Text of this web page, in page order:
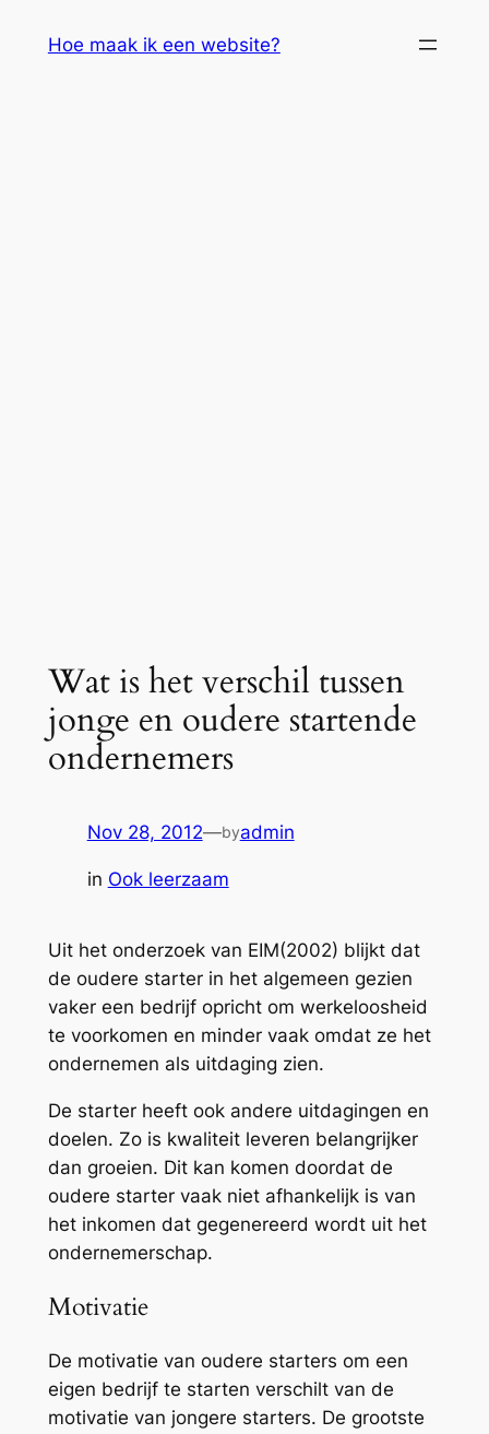
Hoe maak ik een website?
Wat is het verschil tussen
jonge en oudere startende
ondernemers
Nov 28, 2012—byadmin
in Ook leerzaam
Uit het onderzoek van EIM(2002) blijkt dat
de oudere starter in het algemeen gezien
vaker een bedrijf opricht om werkeloosheid
te voorkomen en minder vaak omdat ze het
ondernemen als uitdaging zien.
De starter heeft ook andere uitdagingen en
doelen. Zo is kwaliteit leveren belangrijker
dan groeien. Dit kan komen doordat de
oudere starter vaak niet afhankelijk is van
het inkomen dat gegenereerd wordt uit het
ondernemerschap.
Motivatie
De motivatie van oudere starters om een
eigen bedrijf te starten verschilt van de
motivatie van jongere starters. De grootste